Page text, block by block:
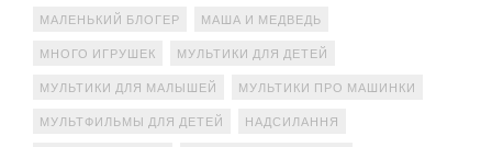
МАЛЕНЬКИЙ БЛОГЕР МАША И МЕДВЕДЬ
МНОГО ИГРУШЕК МУЛЬТИКИ ДЛЯ ДЕТЕЙ
МУЛЬТИКИ ДЛЯ МАЛЫШЕЙ МУЛЬТИКИ ПРО МАШИНКИ
МУЛЬТФИЛЬМЫ ДЛЯ ДЕТЕЙ НАДСИЛАННЯ